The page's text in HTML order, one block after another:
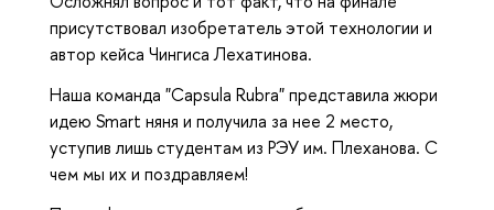
присутствовал изобретатель этой технологии и
автор кейса Чингиса Лехатинова.
Наша команда "Capsula Rubra" представила жюри
идею Smart няня и получила за нее 2 место,
уступив лишь студентам из РЭУ им. Плеханова. С
чем мы их и поздравляем!